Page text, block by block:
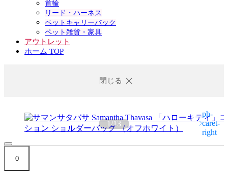
首輪
リード・ハーネス
ペットキャリーバック
ペット雑貨・家具
アウトレット
ホーム TOP
閉じる
1/13
0